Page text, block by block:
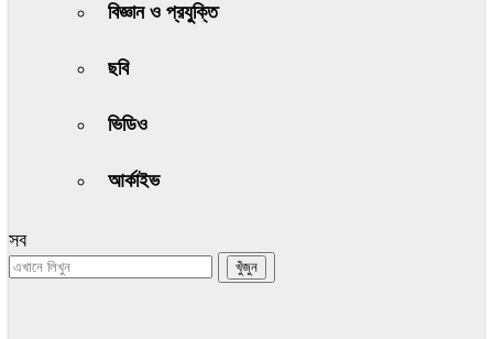
বিজ্ঞান ও প্রযুক্তি
ছবি
ভিডিও
আর্কাইভ
সব